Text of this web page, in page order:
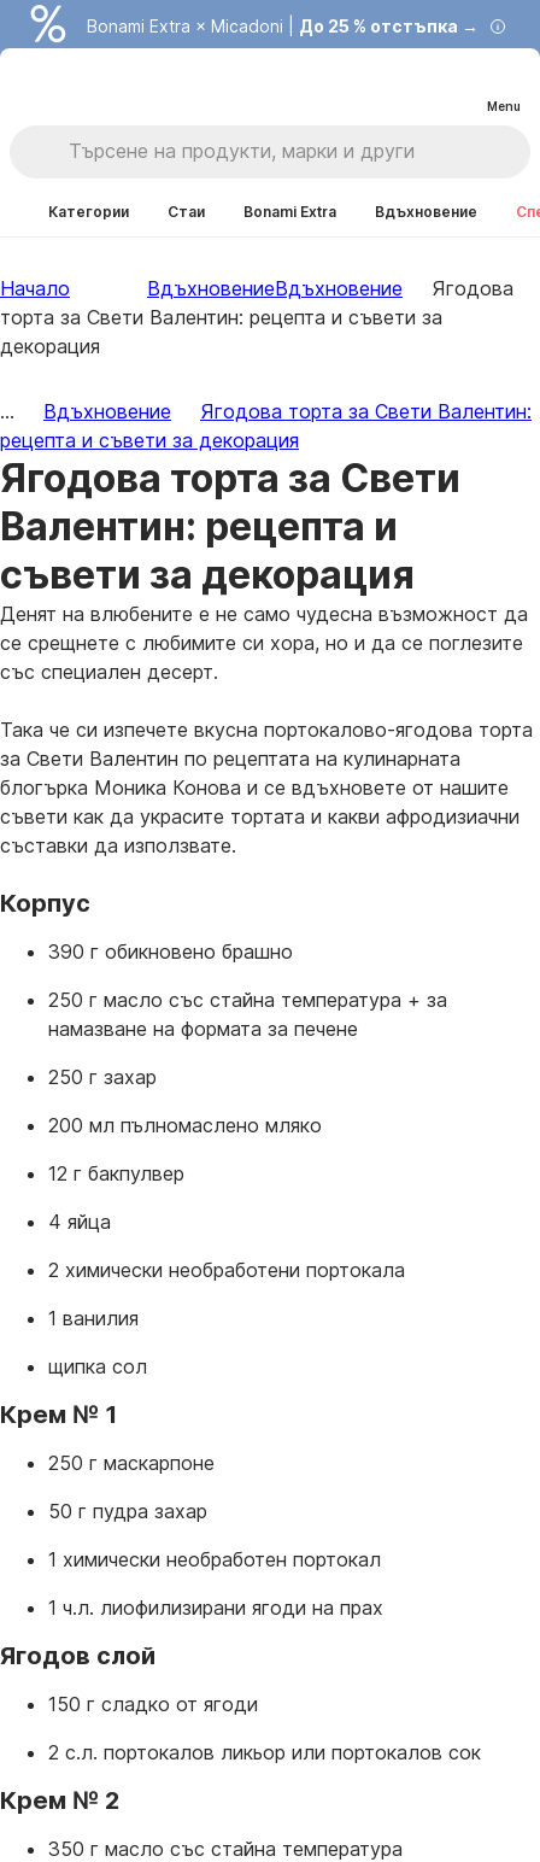
Bonami Extra × Micadoni | До 25 % отстъпка →
Menu
Категории Стаи Bonami Extra Вдъхновение
Начало ВдъхновениеВдъхновение
Ягодова
торта за Свети Валентин: рецепта и съвети за
декорация
... Вдъхновение
Ягодова торта за Свети Валентин:
рецепта и съвети за декорация
Ягодова торта за Свети
Валентин: рецепта и
съвети за декорация
Денят на влюбените е не само чудесна възможност да
се срещнете с любимите си хора, но и да се поглезите
със специален десерт.
Така че си изпечете вкусна портокалово-ягодова торта
за Свети Валентин по рецептата на кулинарната
блогърка Моника Конова и се вдъхновете от нашите
съвети как да украсите тортата и какви афродизиачни
съставки да използвате.
Корпус
390 г обикновено брашно
250 г масло със стайна температура + за
намазване на формата за печене
250 г захар
200 мл пълномаслено мляко
12 г бакпулвер
4 яйца
2 химически необработени портокала
1 ванилия
щипка сол
Крем № 1
250 г маскарпоне
50 г пудра захар
1 химически необработен портокал
1 ч.л. лиофилизирани ягоди на прах
Ягодов слой
150 г сладко от ягоди
2 с.л. портокалов ликьор или портокалов сок
Крем № 2
350 г масло със стайна температура